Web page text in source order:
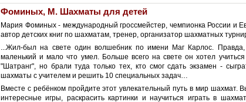
Фоминых, М. Шахматы для детей
Мария Фоминых - международный гроссмейстер, чемпионка России и
автор детских книг по шахматам, тренер, организатор шахматных
...Жил-был на свете один волшебник по имени Маг Карлос.
маленький и мало что умел. Больше всего на свете он хотел
"Шатранг", но брали туда только тех, кто смог сдать экзамен -
шахматы с учителем и решить 10 специальных задач…
Вместе с ребёнком пройдите этот увлекательный путь в мир шахмат.
интересные игры, раскрасить картинки и научиться играть в